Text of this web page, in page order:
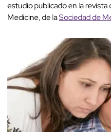
estudio publicado en la
Medicine, de laSociedad de